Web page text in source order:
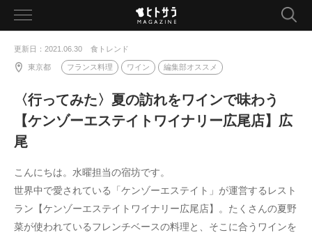
toggle
更新日：2021.06.30 食トレンド
東京都 フランス料理 ワイン 編集部オススメ
〈行ってみた〉夏の訪れをワインで味わう
【ケンゾーエステイトワイナリー広尾店】広
尾
こんにちは。水曜担当の宿坊です。
世界中で愛されている「ケンゾーエステイト」が運営するレスト
ラン【ケンゾーエステイトワイナリー広尾店】。たくさんの夏野
菜が使われているフレンチベースの料理と、そこに合うワインを